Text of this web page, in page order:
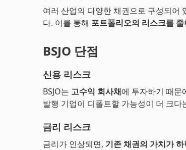
여러 산업의 다양한 채권으로 구성되어
다. 이를 통해 포트폴리오의 리스크를
BSJO 단점
신용 리스크
BSJO는 고수익 회사채에 투자하기 때문
발행 기업이 디폴트할 가능성이 더 크다
금리 리스크
금리가 인상되면, 기존 채권의 가치가